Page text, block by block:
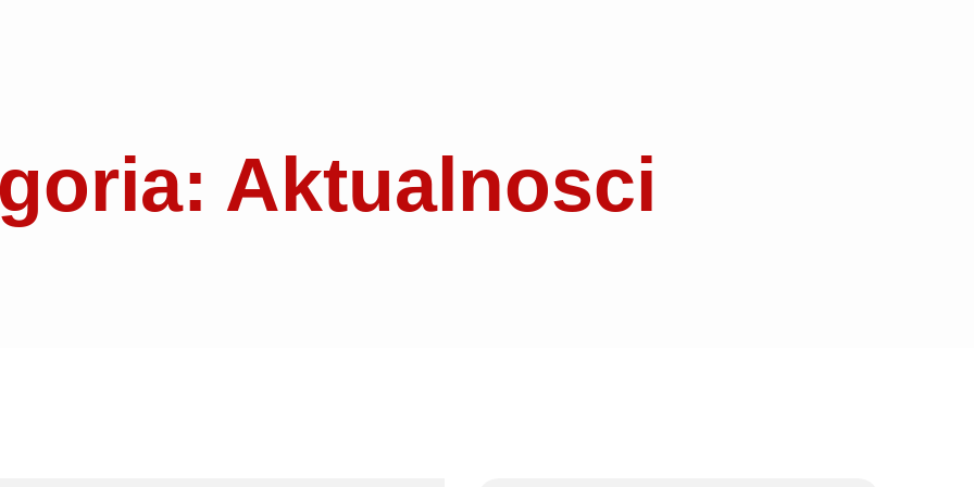
Aktualnosci